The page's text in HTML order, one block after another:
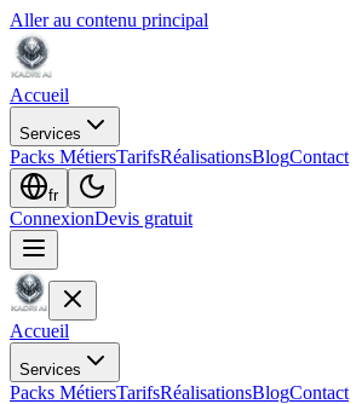
Aller au contenu principal
Accueil
Services
Packs MétiersTarifsRéalisationsBlogContact
fr
ConnexionDevis gratuit
Accueil
Services
Packs MétiersTarifsRéalisationsBlogContact